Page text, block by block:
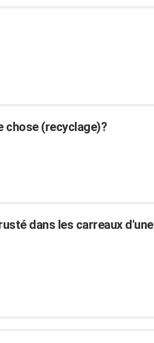
chose (recyclage)?
dans les carreaux d'une